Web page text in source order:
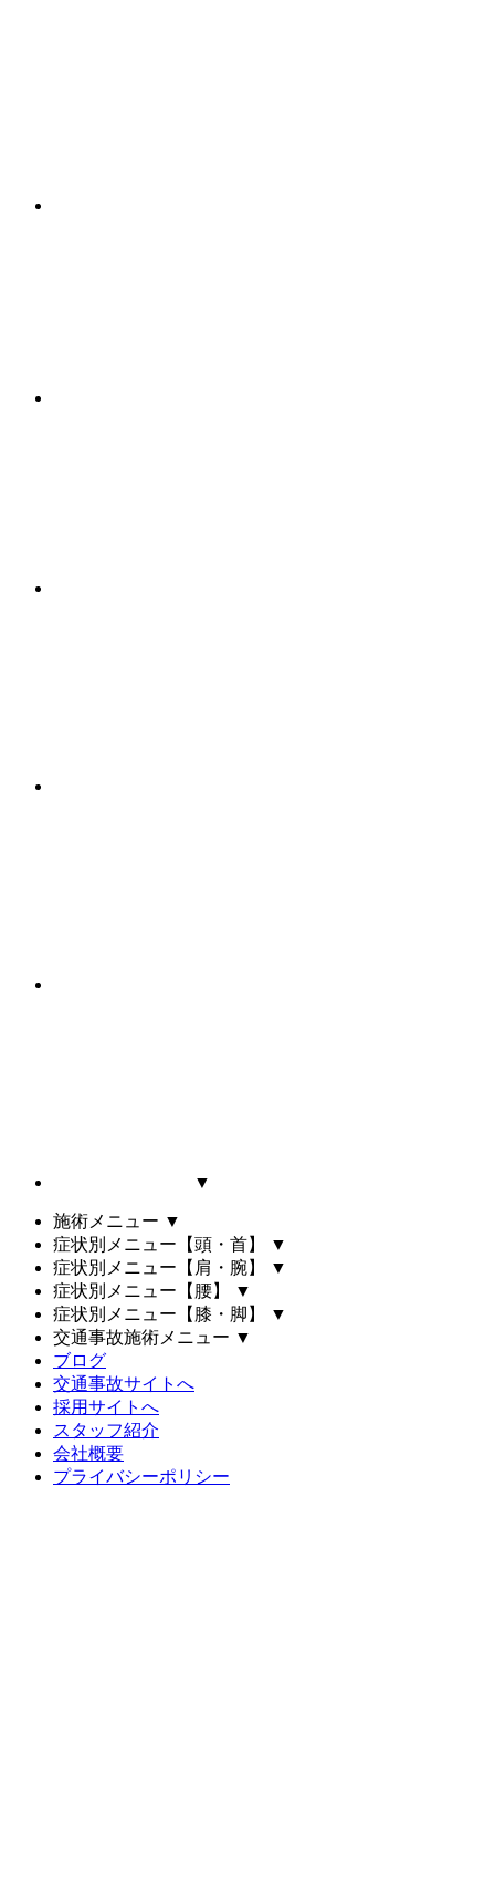
▼
施術メニュー ▼
症状別メニュー【頭・首】
▼
症状別メニュー【肩・腕】
▼
症状別メニュー【腰】
▼
症状別メニュー【膝・脚】
▼
交通事故施術メニュー ▼
ブログ
交通事故サイトへ
採用サイトへ
スタッフ紹介
会社概要
プライバシーポリシー